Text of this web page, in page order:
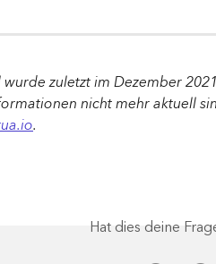
zuletzt im Dezember
nicht mehr aktuell
.
Hat dies deine